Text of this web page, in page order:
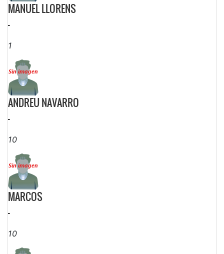
MANUEL LLORENS
-
1
ANDREU NAVARRO
-
10
MARCOS
-
10